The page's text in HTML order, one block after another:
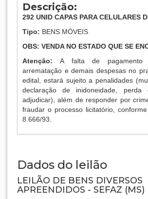
Descrição:
292 UNID CAPAS PARA CELULARES
Tipo: BENS MÓVEIS
OBS: VENDA NO ESTADO QUE SE
Atenção:A falta de
arrematação e demais despesas no
edital, estará sujeito a penalidades
declaração de inidoneidade,
adjudicar), além de responder por
fraudar o processo licitatório,
8.666/93.
Dados do leilão
LEILÃO DE BENS DIVERSOS
APREENDIDOS - SEFAZ (MS)